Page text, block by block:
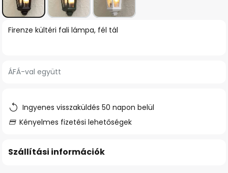
Ugrás
Firenze kültéri fali lámpa, fél tál
ÁFÁ-val együtt
Ingyenes visszaküldés 50 napon belül
Kényelmes fizetési lehetőségek
Szállítási információk